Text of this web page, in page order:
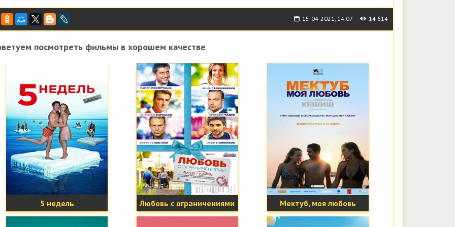
15-04-2021, 14:07 14 614
посмотреть фильмы в хорошем качестве
5 недель Любовь с ограничениями Мектуб, моя любовь